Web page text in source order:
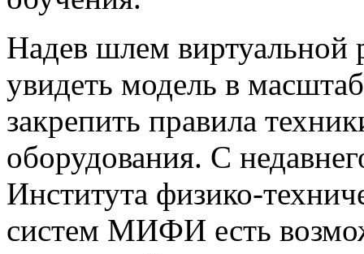
Надев шлем виртуальной
увидеть модель в
закрепить правила
оборудования. С
Института физико-
систем МИФИ есть